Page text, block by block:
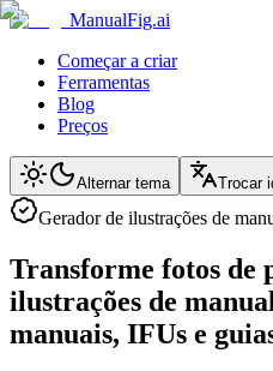
ManualFig.ai
Começar a criar
Ferramentas
Blog
Preços
Alternar tema Trocar
Gerador de ilustrações de
Transforme fotos de
ilustrações de
manuais, IFUs e